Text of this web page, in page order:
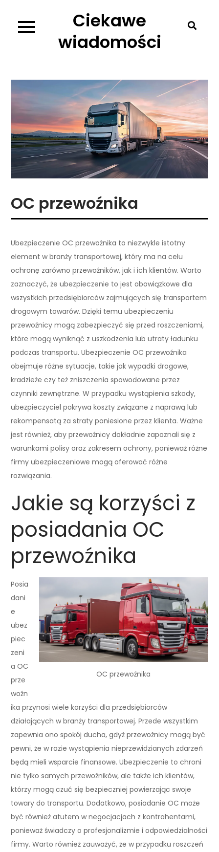
content
Ciekawe
wiadomości
OC przewoźnika
Ubezpieczenie OC przewoźnika to niezwykle istotny
element w branży transportowej, który ma na celu
ochronę zarówno przewoźników, jak i ich klientów. Warto
zaznaczyć, że ubezpieczenie to jest obowiązkowe dla
wszystkich przedsiębiorców zajmujących się transportem
drogowym towarów. Dzięki temu ubezpieczeniu
przewoźnicy mogą zabezpieczyć się przed roszczeniami,
które mogą wyniknąć z uszkodzenia lub utraty ładunku
podczas transportu. Ubezpieczenie OC przewoźnika
obejmuje różne sytuacje, takie jak wypadki drogowe,
kradzieże czy też zniszczenia spowodowane przez
czynniki zewnętrzne. W przypadku wystąpienia szkody,
ubezpieczyciel pokrywa koszty związane z naprawą lub
rekompensatą za straty poniesione przez klienta. Ważne
jest również, aby przewoźnicy dokładnie zapoznali się z
warunkami polisy oraz zakresem ochrony, ponieważ różne
firmy ubezpieczeniowe mogą oferować różne
rozwiązania.
Jakie są korzyści z
posiadania OC
przewoźnika
OC przewoźnika
Posia
dani
e
ubez
piec
zeni
a OC
prze
woźn
ika przynosi wiele korzyści dla przedsiębiorców
działających w branży transportowej. Przede wszystkim
zapewnia ono spokój ducha, gdyż przewoźnicy mogą być
pewni, że w razie wystąpienia nieprzewidzianych zdarzeń
będą mieli wsparcie finansowe. Ubezpieczenie to chroni
nie tylko samych przewoźników, ale także ich klientów,
którzy mogą czuć się bezpieczniej powierzając swoje
towary do transportu. Dodatkowo, posiadanie OC może
być również atutem w negocjacjach z kontrahentami,
ponieważ świadczy o profesjonalizmie i odpowiedzialności
firmy. Warto również zauważyć, że w przypadku roszczeń